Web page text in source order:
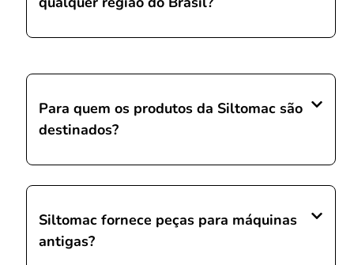
Para quem os produtos da Siltomac são
destinados?
Siltomac fornece peças para máquinas
antigas?